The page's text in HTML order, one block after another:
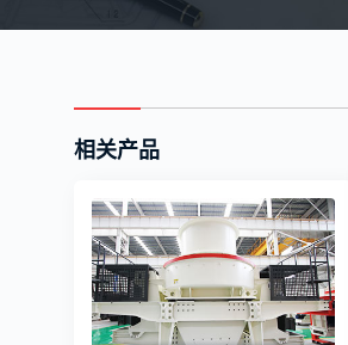
相关产品